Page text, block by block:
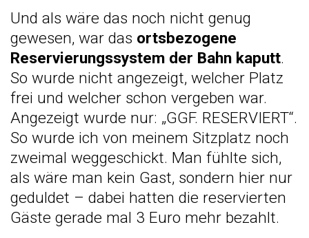
Und als wäre das noch nicht genug
gewesen, war das ortsbezogene
Reservierungssystem der Bahn kaputt.
So wurde nicht angezeigt, welcher Platz
frei und welcher schon vergeben war.
Angezeigt wurde nur: „GGF. RESERVIERT“.
So wurde ich von meinem Sitzplatz noch
zweimal weggeschickt. Man fühlte sich,
als wäre man kein Gast, sondern hier nur
geduldet – dabei hatten die reservierten
Gäste gerade mal 3 Euro mehr bezahlt.